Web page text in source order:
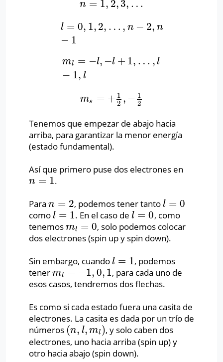
n = 1, 2, 3, …
n=1, 2,3 …
l = 0, 1, 2, … , n − 2, n
− 1
l=0, 1,2 ,…, n− 2 ,n−1
ml = −l, −l + 1, … , l
− 1, l
ml= −l, −l+1 ,…,l −1 l
ms = + 1
2 , − 1
2
ms= +1 2,−12
Tenemos que empezar de abajo hacia
arriba, para garantizar la menor energía
(estado fundamental).
Así que primero puse dos electrones en
n = 1
n= 1
.
Para n = 2
n= 2 , podemos tener tantol = 0
l=0
como l = 1
l=1 . En el caso del = 0
l=0
, como
tenemos ml = 0
ml= 0 , solo podemos colocar
dos electrones (spin up y spin down).
Sin embargo, cuando l = 1
l=1
, podemos
tener ml = −1, 0, 1
ml= −1 0,1 , para cada uno de
esos casos, tendremos dos flechas.
Es como si cada estado fuera una casita de
electrones. La casita es dada por un trío de
números (n, l, ml )
(n,l, ml)
, y solo caben dos
electrones, uno hacia arriba (spin up) y
otro hacia abajo (spin down).